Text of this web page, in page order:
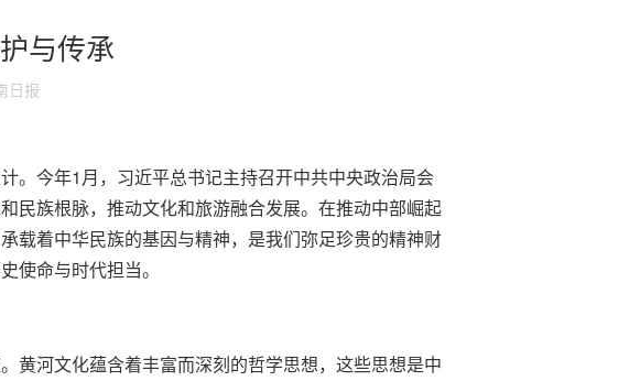
与传承
日报
。今年1月，习近平总书记主持召开中共中央政治局会
民族根脉，推动文化和旅游融合发展。在推动中部崛起
载着中华民族的基因与精神，是我们弥足珍贵的精神财
使命与时代担当。
黄河文化蕴含着丰富而深刻的哲学思想，这些思想是中